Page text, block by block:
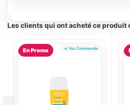
Les clients qui ont acheté ce produit
En Promo Sur Commande